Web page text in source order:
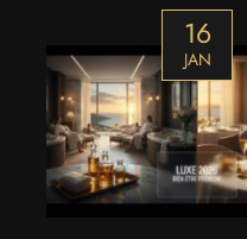
16
JAN